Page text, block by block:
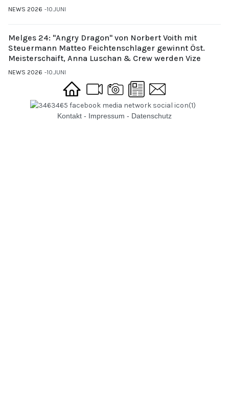
NEWS 2026 10.JUNI
Melges 24: "Angry Dragon" von Norbert Voith mit
Steuermann Matteo Feichtenschlager gewinnt Öst.
Meisterschaift, Anna Luschan & Crew werden Vize
NEWS 2026 10.JUNI
Kontakt - Impressum - Datenschutz